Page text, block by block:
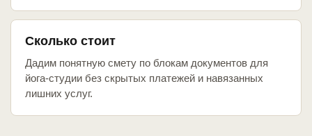
Сколько стоит
Дадим понятную смету по блокам документов для
йога-студии без скрытых платежей и навязанных
лишних услуг.